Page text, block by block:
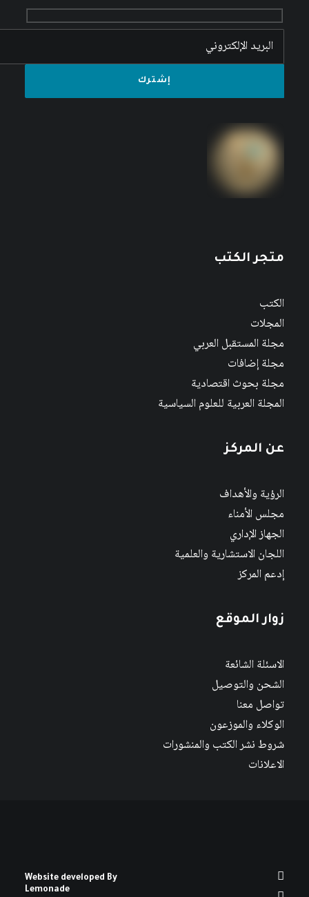
متجر الكتب
الكتب
المجلات
مجلة المستقبل العربي
مجلة إضافات
مجلة بحوث اقتصادية
المجلة العربية للعلوم السياسية
عن المركز
الرؤية والأهداف
مجلس الأمناء
الجهاز الإداري
اللجان الاستشارية والعلمية
إدعم المركز
زوار الموقع
الاسئلة الشائعة
الشحن والتوصيل
تواصل معنا
الوكلاء والموزعون
شروط نشر الكتب والمنشورات
الاعلانات
Website developed By
Lemonade